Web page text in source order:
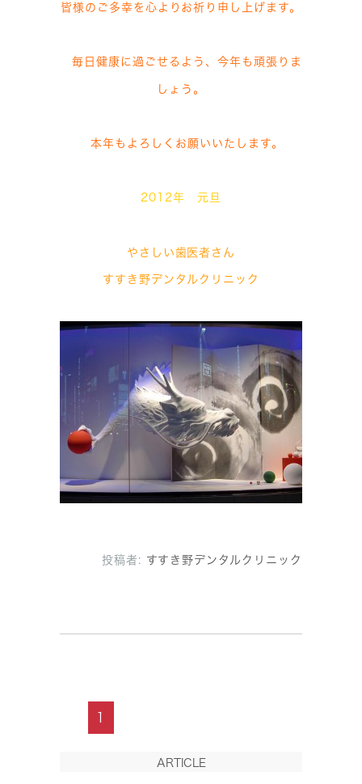
皆様のご多幸を心よりお祈り申し上げます。
毎日健康に過ごせるよう、今年も頑張りま
しょう。
本年もよろしくお願いいたします。
2012年 元旦
やさしい歯医者さん
すすき野デンタルクリニック
投稿者: すすき野デンタルクリニック
1
ARTICLE